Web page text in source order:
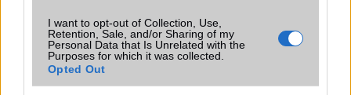
I want to opt-out of Collection, Use,
Retention, Sale, and/or Sharing of my
Personal Data that Is Unrelated with the
Purposes for which it was collected.
Opted Out
SAR
Nincs publikus adat!
N/A = Nincs adat. Legutóbbi frissítés: 2026-07-13 19:00:00